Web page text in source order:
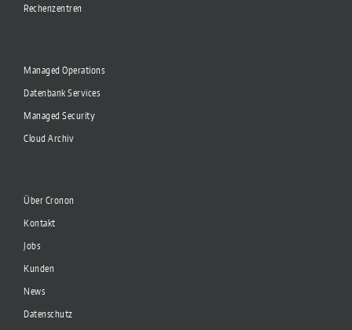
Rechenzentren
Managed Operations
Datenbank Services
Managed Security
Cloud Archiv
Über Cronon
Kontakt
Jobs
Kunden
News
Datenschutz